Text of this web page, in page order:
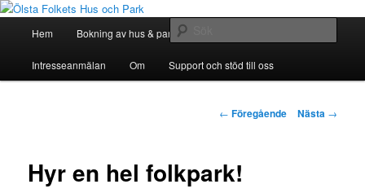
Hoppa
huvudinnehåll
Ölsta Folkets Hus och Park
Hem Bokning av hus & park
Intresseanmälan Om Support och stöd till oss
Inläggsnavigering
← Föregående Nästa →
Hyr en hel folkpark!